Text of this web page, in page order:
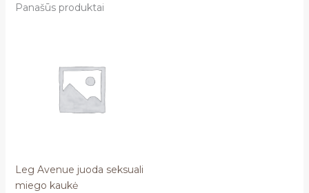
Panašūs produktai
Leg Avenue juoda seksuali
miego kaukė